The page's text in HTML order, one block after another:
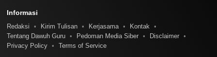
Informasi
Redaksi Kirim Tulisan Kerjasama
Kontak
Tentang Dawuh Guru
Pedoman Media Siber
Disclaimer
Privacy Policy
Terms of Service